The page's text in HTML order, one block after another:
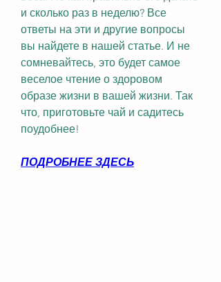
и сколько раз в неделю? Все
ответы на эти и другие вопросы
вы найдете в нашей статье. И не
сомневайтесь, это будет самое
веселое чтение о здоровом
образе жизни в вашей жизни. Так
что, приготовьте чай и садитесь
поудобнее!
ПОДРОБНЕЕ ЗДЕСЬ